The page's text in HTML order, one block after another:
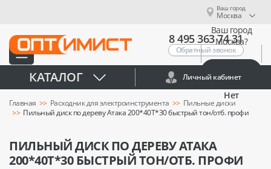
Ваш город
Москва
Ваш город
Москва?
Нет
8 495 363 74 31
Обратный звонок
КАТАЛОГ Личный кабинет
Главная Расходник для электроинструмента
Пильные диски
Пильный диск по дереву Атака 200*40T*30 быстрый тон/отб. профи
ПИЛЬНЫЙ ДИСК ПО ДЕРЕВУ АТАКА
200*40T*30 БЫСТРЫЙ ТОН/ОТБ. ПРОФИ